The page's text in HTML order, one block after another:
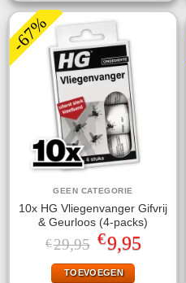
-67%
GEEN CATEGORIE
10x HG Vliegenvanger Gifvrij
& Geurloos (4-packs)
€29,95 Oorspronkelijke
prijs
was:
€29,95.
€9,95Huidige
prijs
TOEVOEGEN